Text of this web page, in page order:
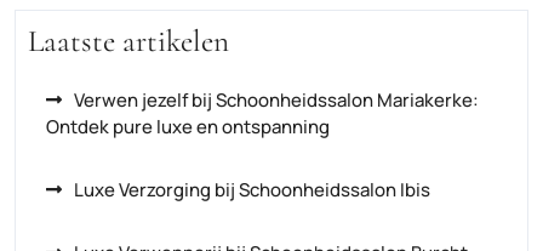
Laatste artikelen
Verwen jezelf bij Schoonheidssalon Mariakerke:
Ontdek pure luxe en ontspanning
Luxe Verzorging bij Schoonheidssalon Ibis